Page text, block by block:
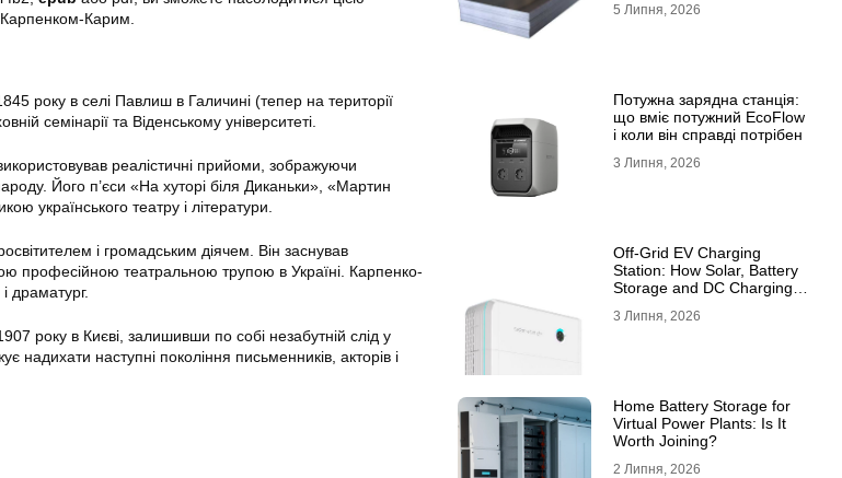
Карим.
року в селі Павлиш в Галичині (тепер на території
семінарії та Віденському університеті.
реалістичні прийоми, зображуючи
Його п’єси «На хуторі біля Диканьки», «Мартин
українського театру і літератури.
і громадським діячем. Він заснував
професійною театральною трупою в Україні. Карпенко-
драматург.
року в Києві, залишивши по собі незабутній слід у
надихати наступні покоління письменників, акторів і
10ХСНД
5 Липня, 2026
Потужна зарядна станція:
що вміє потужний EcoFlow
і коли він справді потрібен
3 Липня, 2026
Off-Grid EV Charging
Station: How Solar, Battery
Storage and DC Charging
3 Липня, 2026
Home Battery Storage for
Virtual Power Plants: Is It
Worth Joining?
2 Липня, 2026